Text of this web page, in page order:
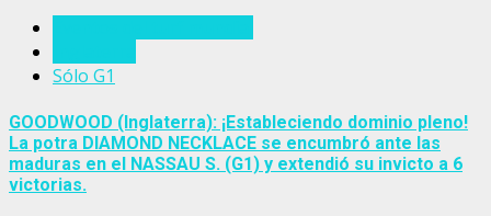
Sólo G1
GOODWOOD (Inglaterra): ¡Estableciendo dominio pleno!
La potra DIAMOND NECKLACE se encumbró ante las
maduras en el NASSAU S. (G1) y extendió su invicto a 6
victorias.